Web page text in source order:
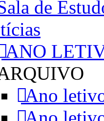
de
ANO
Ano